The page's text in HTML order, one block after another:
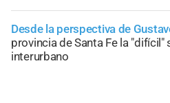
Desde la perspectiva de
provincia de Santa Fe la
interurbano